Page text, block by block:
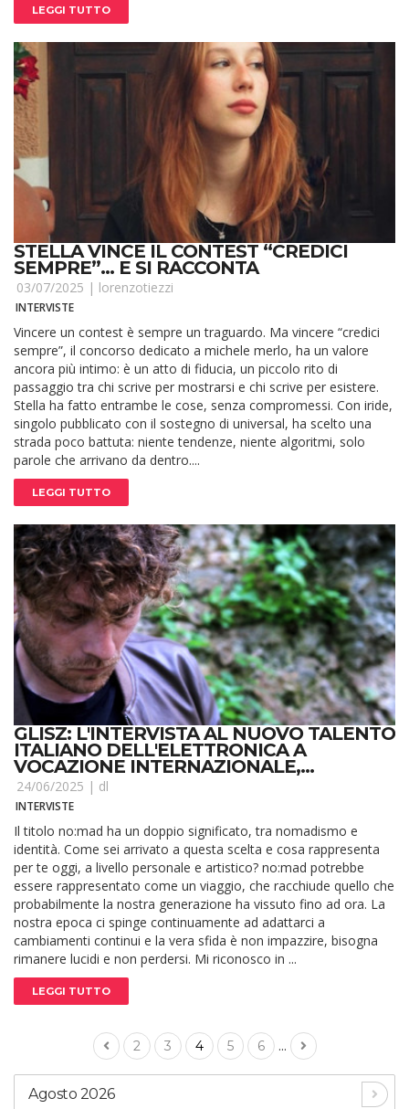
LEGGI TUTTO
STELLA VINCE IL CONTEST “CREDICI
SEMPRE”... E SI RACCONTA
03/07/2025 | lorenzotiezzi
INTERVISTE
Vincere un contest è sempre un traguardo. Ma vincere “credici
sempre”, il concorso dedicato a michele merlo, ha un valore
ancora più intimo: è un atto di fiducia, un piccolo rito di
passaggio tra chi scrive per mostrarsi e chi scrive per esistere.
Stella ha fatto entrambe le cose, senza compromessi. Con iride,
singolo pubblicato con il sostegno di universal, ha scelto una
strada poco battuta: niente tendenze, niente algoritmi, solo
parole che arrivano da dentro....
LEGGI TUTTO
GLISZ: L'INTERVISTA AL NUOVO TALENTO
ITALIANO DELL'ELETTRONICA A
VOCAZIONE INTERNAZIONALE,...
24/06/2025 | dl
INTERVISTE
Il titolo no:mad ha un doppio significato, tra nomadismo e
identità. Come sei arrivato a questa scelta e cosa rappresenta
per te oggi, a livello personale e artistico? no:mad potrebbe
essere rappresentato come un viaggio, che racchiude quello che
probabilmente la nostra generazione ha vissuto fino ad ora. La
nostra epoca ci spinge continuamente ad adattarci a
cambiamenti continui e la vera sfida è non impazzire, bisogna
rimanere lucidi e non perdersi. Mi riconosco in ...
LEGGI TUTTO
2 3 4 5 6 ...
Agosto 2026